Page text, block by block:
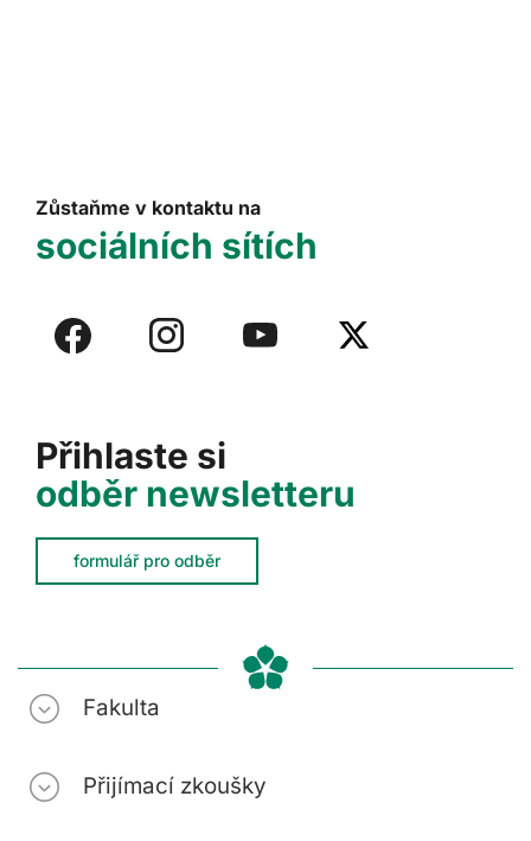
Přihlaste si
odběr newsletteru
formulář pro odběr
Zůstaňme v kontaktu na
sociálních sítích
Fakulta
Přijímací zkoušky